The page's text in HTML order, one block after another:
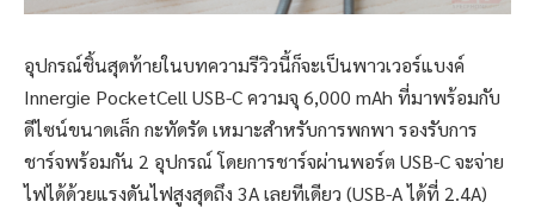
อุปกรณ์ชิ้นสุดท้ายในบทความรีวิวนี้ก็จะเป็นพาวเวอร์แบงค์
Innergie PocketCell USB-C ความจุ 6,000 mAh ที่มาพร้อมกับ
ดีไซน์ขนาดเล็ก กะทัดรัด เหมาะสำหรับการพกพา รองรับการ
ชาร์จพร้อมกัน 2 อุปกรณ์ โดยการชาร์จผ่านพอร์ต USB-C จะจ่าย
ไฟได้ด้วยแรงดันไฟสูงสุดถึง 3A เลยทีเดียว (USB-A ได้ที่ 2.4A)